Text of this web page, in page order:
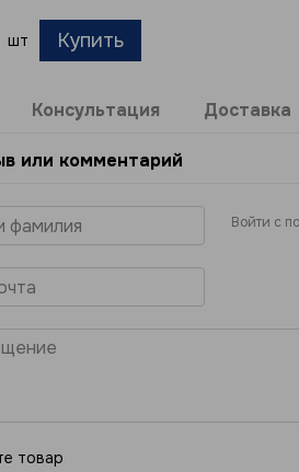
шт Купить
Консультация Доставка
или комментарий
Войти с
товар